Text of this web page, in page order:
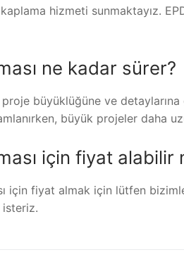
kaplama hizmeti sunmaktayız.
ne kadar sürer?
proje büyüklüğüne ve
büyük projeler daha
için fiyat alabilir
için fiyat almak için lütfen